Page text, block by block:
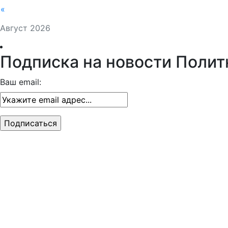
Август 2026
«
Подписка на новости
Ваш email: